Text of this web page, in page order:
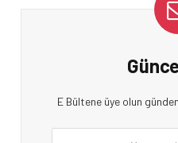
E Bültene üye olun